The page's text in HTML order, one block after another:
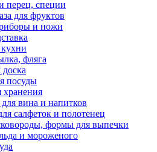
перец, специи
для фруктов
и ножи
фляга
доска
посуды
хранения
вина и напитков
салфеток и полотенец
формы для выпечки
и мороженого